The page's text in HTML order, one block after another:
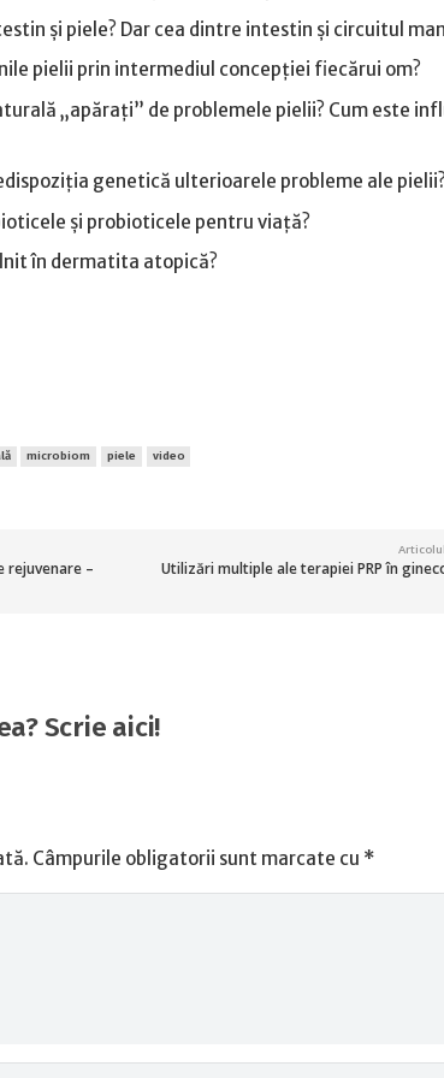
și piele? Dar cea dintre intestin și circuitul
pielii prin intermediul concepției fiecărui om?
„apărați” de problemele pielii? Cum este
genetică ulterioarele probleme ale pielii?
şi probioticele pentru viață?
în dermatita atopică?
microbiom piele video
rejuvenare –
Utilizări multiple ale terapiei PRP în
Scrie aici!
Câmpurile obligatorii sunt marcate cu *